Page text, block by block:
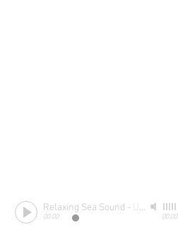
Relaxing Sea Sound -
00:00 00:00